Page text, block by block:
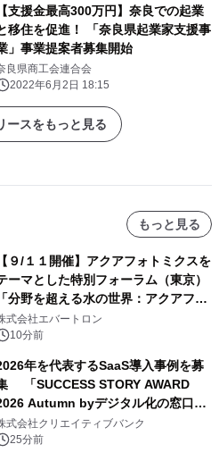
【支援金最高300万円】奈良での起業
移住を促進！ 「奈良県起業家支援事
」事業提案者募集開始
良県商工会連合会
2022年6月2日 18:15
ースをもっと見る
もっと見る
【９/１１開催】アクアフォトミクスを
ーマとした特別フォーラム（東京）
「分野を超える水の世界：アクアフォ
ミクスが切り拓く新しい科学の地
」を開催
式会社エバートロン
10分前
年を代表するSaaS導入事例を募
「SUCCESS STORY AWARD
Autumn byデジタル化の窓口」
催
式会社クリエイティブバンク
25分前